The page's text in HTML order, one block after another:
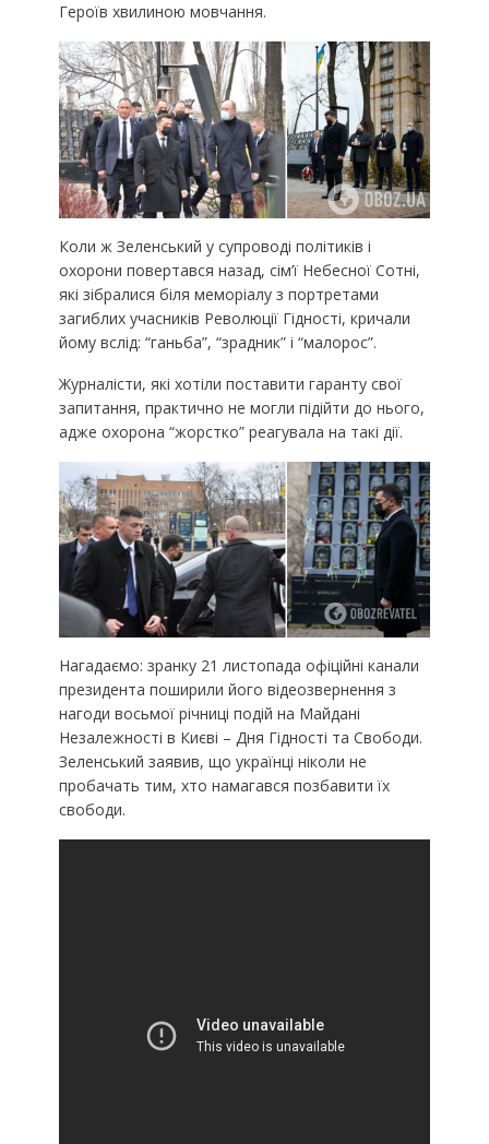
Героїв хвилиною мовчання.
Коли ж Зеленський у супроводі політиків і
охорони повертався назад, сім’ї Небесної Сотні,
які зібралися біля меморіалу з портретами
загиблих учасників Революції Гідності, кричали
йому вслід: “ганьба”, “зрадник” і “малорос”.
Журналісти, які хотіли поставити гаранту свої
запитання, практично не могли підійти до нього,
адже охорона “жорстко” реагувала на такі дії.
Нагадаємо: зранку 21 листопада офіційні канали
президента поширили його відеозвернення з
нагоди восьмої річниці подій на Майдані
Незалежності в Києві – Дня Гідності та Свободи.
Зеленський заявив, що українці ніколи не
пробачать тим, хто намагався позбавити їх
свободи.